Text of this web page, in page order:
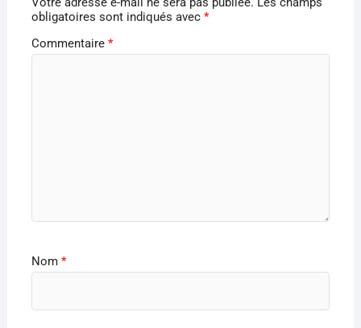
obligatoires sont indiqués avec *
Commentaire *
Nom *